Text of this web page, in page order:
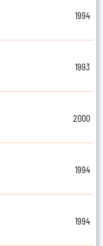
1994
1993
2000
1994
1994